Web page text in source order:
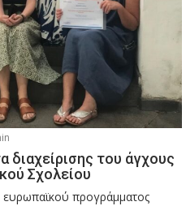
διαχείρισης του άγχους
Σχολείου
ευρωπαϊκού προγράμματος